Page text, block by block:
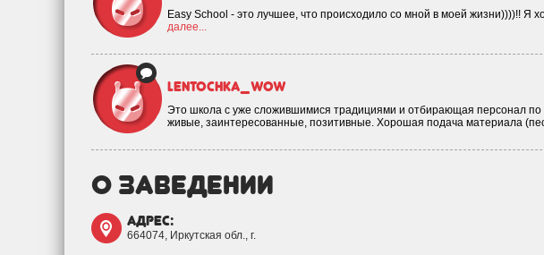
Easy School - это лучшее, что происходило со мной в моей жизни))))!! Я
далее...
lentochka_wow
Это школа с уже сложившимися традициями и отбирающая персонал
живые, заинтересованные, позитивные. Хорошая подача материала
о заведении
адрес:
664074, Иркутская обл., г.